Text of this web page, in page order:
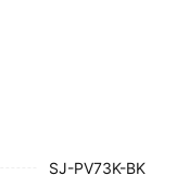
SJ-PV73K-BK